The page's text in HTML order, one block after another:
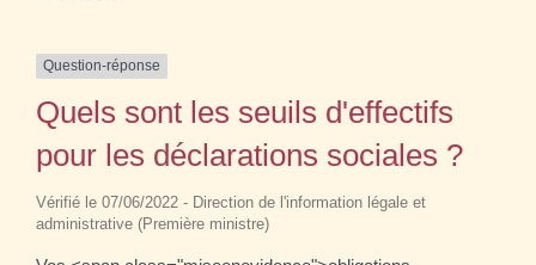
Question-réponse
Quels sont les seuils d'effectifs
pour les déclarations sociales ?
Vérifié le 07/06/2022 - Direction de l'information légale et
administrative (Première ministre)